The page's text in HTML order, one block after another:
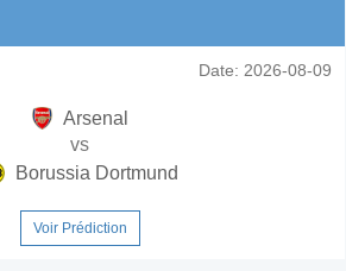
Date: 2026-08-09
Arsenal
vs
Borussia Dortmund
Voir Prédiction